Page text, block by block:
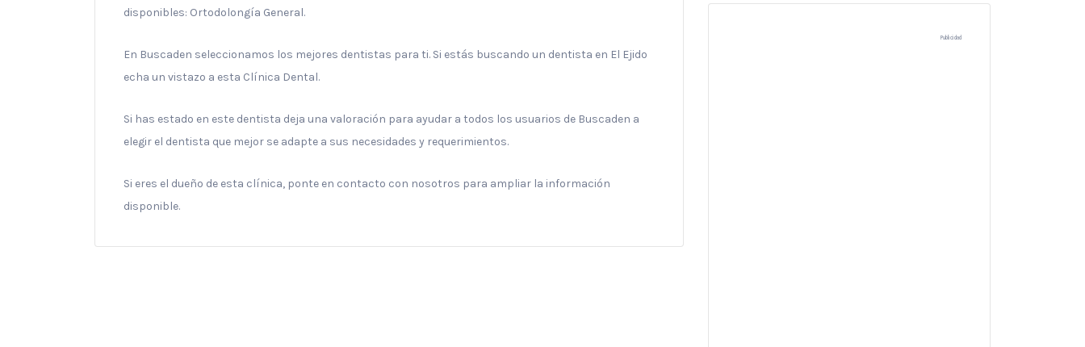
disponibles: Ortodolongía General.
En Buscaden seleccionamos los mejores dentistas para ti. Si estás buscando un dentista en El Ejido
echa un vistazo a esta Clínica Dental.
Si has estado en este dentista deja una valoración para ayudar a todos los usuarios de Buscaden a
elegir el dentista que mejor se adapte a sus necesidades y requerimientos.
Si eres el dueño de esta clínica, ponte en contacto con nosotros para ampliar la información
disponible.
Publicidad